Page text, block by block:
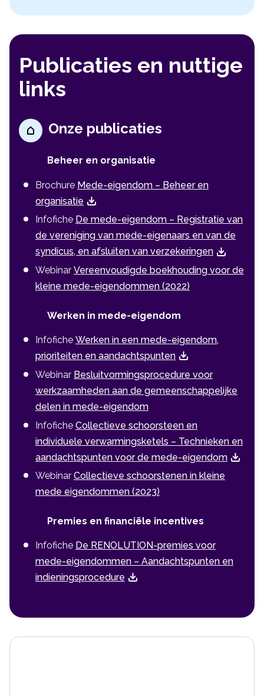
Publicaties en nuttige
links
Onze publicaties
Beheer en organisatie
Brochure Mede-eigendom – Beheer en
organisatie
Infofiche De mede-eigendom – Registratie van
de vereniging van mede-eigenaars en van de
syndicus, en afsluiten van verzekeringen
Webinar Vereenvoudigde boekhouding voor de
kleine mede-eigendommen (2022)
Werken in mede-eigendom
Infofiche Werken in een mede-eigendom,
prioriteiten en aandachtspunten
Webinar Besluitvormingsprocedure voor
werkzaamheden aan de gemeenschappelijke
delen in mede-eigendom
Infofiche Collectieve schoorsteen en
individuele verwarmingsketels – Technieken en
aandachtspunten voor de mede-eigendom
Webinar Collectieve schoorstenen in kleine
mede eigendommen (2023)
Premies en financiële incentives
Infofiche De RENOLUTION-premies voor
mede-eigendommen – Aandachtspunten en
indieningsprocedure